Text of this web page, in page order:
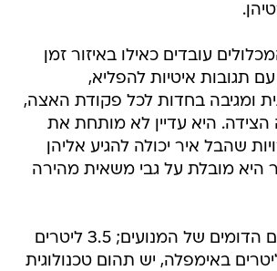
עובדים כאילו באיזור זמן
תגובות איטיות להפליא,
ומגיבה בחדות לכל פקודת האצה,
הצידה. היא עדיין לא מותחת את
שהבל איר יכולה להגיע אליהן
היא מובלת על גבי משאית מהירה
כי למרות הנפחים הדומים של המנועים; 3.5 ליטרים
איר ו-3.6 ליטרים באימפלה, יש תהום טכנולוגית